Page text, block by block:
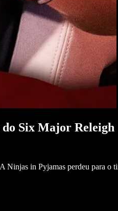
Six Major Releigh
Ninjas in Pyjamas perdeu para o